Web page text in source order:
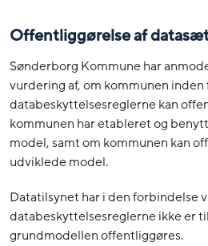
Offentliggørelse af
Sønderborg Kommune har
vurdering af, om kommunen
databeskyttelsesreglerne kan
kommunen har etableret og
model, samt om kommunen kan
udviklede model.
Datatilsynet har i den forbindelse
databeskyttelsesreglerne ikke er
grundmodellen offentliggøres.